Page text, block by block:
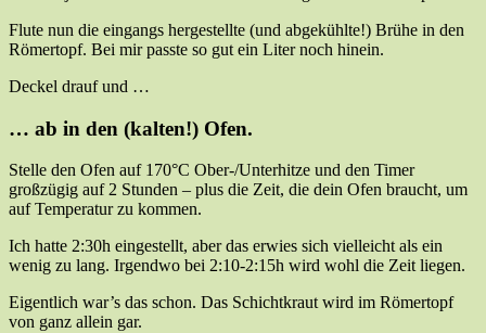
Flute nun die eingangs hergestellte (und abgekühlte!) Brühe in den
Römertopf. Bei mir passte so gut ein Liter noch hinein.
Deckel drauf und …
… ab in den (kalten!) Ofen.
Stelle den Ofen auf 170°C Ober-/Unterhitze und den Timer
großzügig auf 2 Stunden – plus die Zeit, die dein Ofen braucht, um
auf Temperatur zu kommen.
Ich hatte 2:30h eingestellt, aber das erwies sich vielleicht als ein
wenig zu lang. Irgendwo bei 2:10-2:15h wird wohl die Zeit liegen.
Eigentlich war’s das schon. Das Schichtkraut wird im Römertopf
von ganz allein gar.